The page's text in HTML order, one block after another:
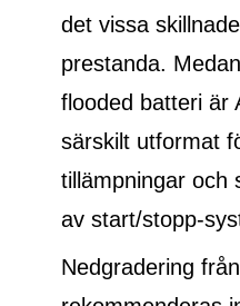
det vissa
prestanda.
flooded batteri är
särskilt utformat
tillämpningar och
av start/stopp-
Nedgradering